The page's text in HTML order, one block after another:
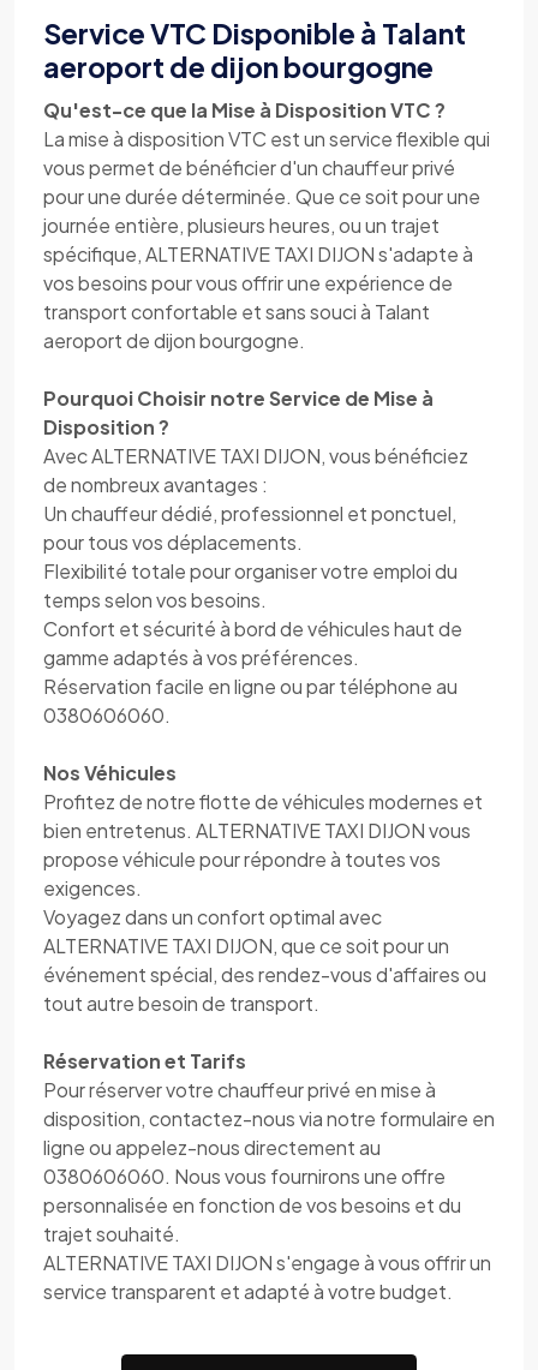
Service VTC Disponible à Talant
aeroport de dijon bourgogne
Qu'est-ce que la Mise à Disposition VTC ?
La mise à disposition VTC est un service flexible qui
vous permet de bénéficier d'un chauffeur privé
pour une durée déterminée. Que ce soit pour une
journée entière, plusieurs heures, ou un trajet
spécifique, ALTERNATIVE TAXI DIJON s'adapte à
vos besoins pour vous offrir une expérience de
transport confortable et sans souci à Talant
aeroport de dijon bourgogne.
Pourquoi Choisir notre Service de Mise à
Disposition ?
Avec ALTERNATIVE TAXI DIJON, vous bénéficiez
de nombreux avantages :
Un chauffeur dédié, professionnel et ponctuel,
pour tous vos déplacements.
Flexibilité totale pour organiser votre emploi du
temps selon vos besoins.
Confort et sécurité à bord de véhicules haut de
gamme adaptés à vos préférences.
Réservation facile en ligne ou par téléphone au
0380606060.
Nos Véhicules
Profitez de notre flotte de véhicules modernes et
bien entretenus. ALTERNATIVE TAXI DIJON vous
propose véhicule pour répondre à toutes vos
exigences.
Voyagez dans un confort optimal avec
ALTERNATIVE TAXI DIJON, que ce soit pour un
événement spécial, des rendez-vous d'affaires ou
tout autre besoin de transport.
Réservation et Tarifs
Pour réserver votre chauffeur privé en mise à
disposition, contactez-nous via notre formulaire en
ligne ou appelez-nous directement au
0380606060. Nous vous fournirons une offre
personnalisée en fonction de vos besoins et du
trajet souhaité.
ALTERNATIVE TAXI DIJON s'engage à vous offrir un
service transparent et adapté à votre budget.